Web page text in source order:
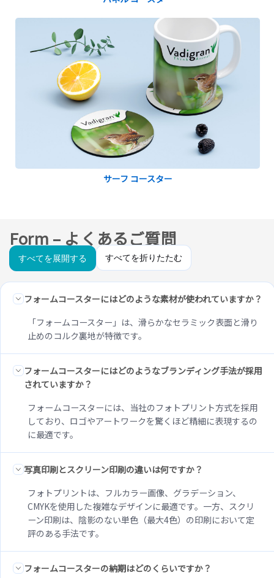
サーフ コースター
Form – よくあるご質問
すべてを展開する すべてを折りたたむ
フォームコースターにはどのような素材が使われていますか？
「フォームコースター」は、滑らかなセラミック表面と滑り
止めのコルク裏地が特徴です。
フォームコースターにはどのようなブランディング手法が採用
されていますか？
フォームコースターには、当社のフォトプリント方式を採用
しており、ロゴやアートワークを驚くほど精細に表現するの
に最適です。
写真印刷とスクリーン印刷の違いは何ですか？
フォトプリントは、フルカラー画像、グラデーション、
CMYKを使用した複雑なデザインに最適です。一方、スクリ
ーン印刷は、陰影のない単色（最大4色）の印刷において定
評のある手法です。
フォームコースターの納期はどのくらいですか？